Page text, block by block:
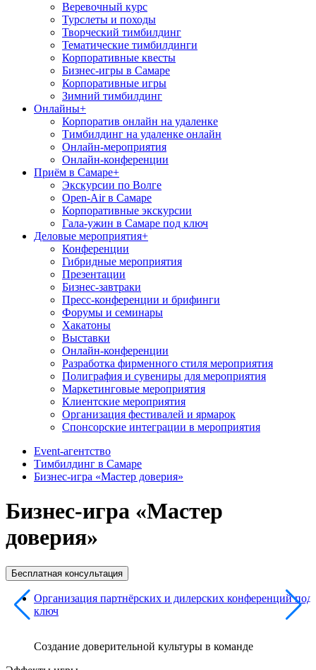
Веревочный курс
Турслеты и походы
Творческий тимбилдинг
Тематические тимбилдинги
Корпоративные квесты
Бизнес-игры в Самаре
Корпоративные игры
Зимний тимбилдинг
Онлайны+
Корпоратив онлайн на удаленке
Тимбилдинг на удаленке онлайн
Онлайн-мероприятия
Онлайн-конференции
Приём в Самаре+
Экскурсии по Волге
Open-Air в Самаре
Корпоративные экскурсии
Гала-ужин в Самаре под ключ
Деловые мероприятия+
Конференции
Гибридные мероприятия
Презентации
Бизнес-завтраки
Пресс-конференции и брифинги
Форумы и семинары
Хакатоны
Выставки
Онлайн-конференции
Разработка фирменного стиля мероприятия
Полиграфия и сувениры для мероприятия
Маркетинговые мероприятия
Клиентские мероприятия
Организация фестивалей и ярмарок
Спонсорские интеграции в мероприятия
Event-агентство
Тимбилдинг в Самаре
Бизнес-игра «Мастер доверия»
Бизнес-игра «Мастер
доверия»
Бесплатная консультация
Организация партнёрских и дилерских конференций под
ключ
Создание доверительной культуры в команде